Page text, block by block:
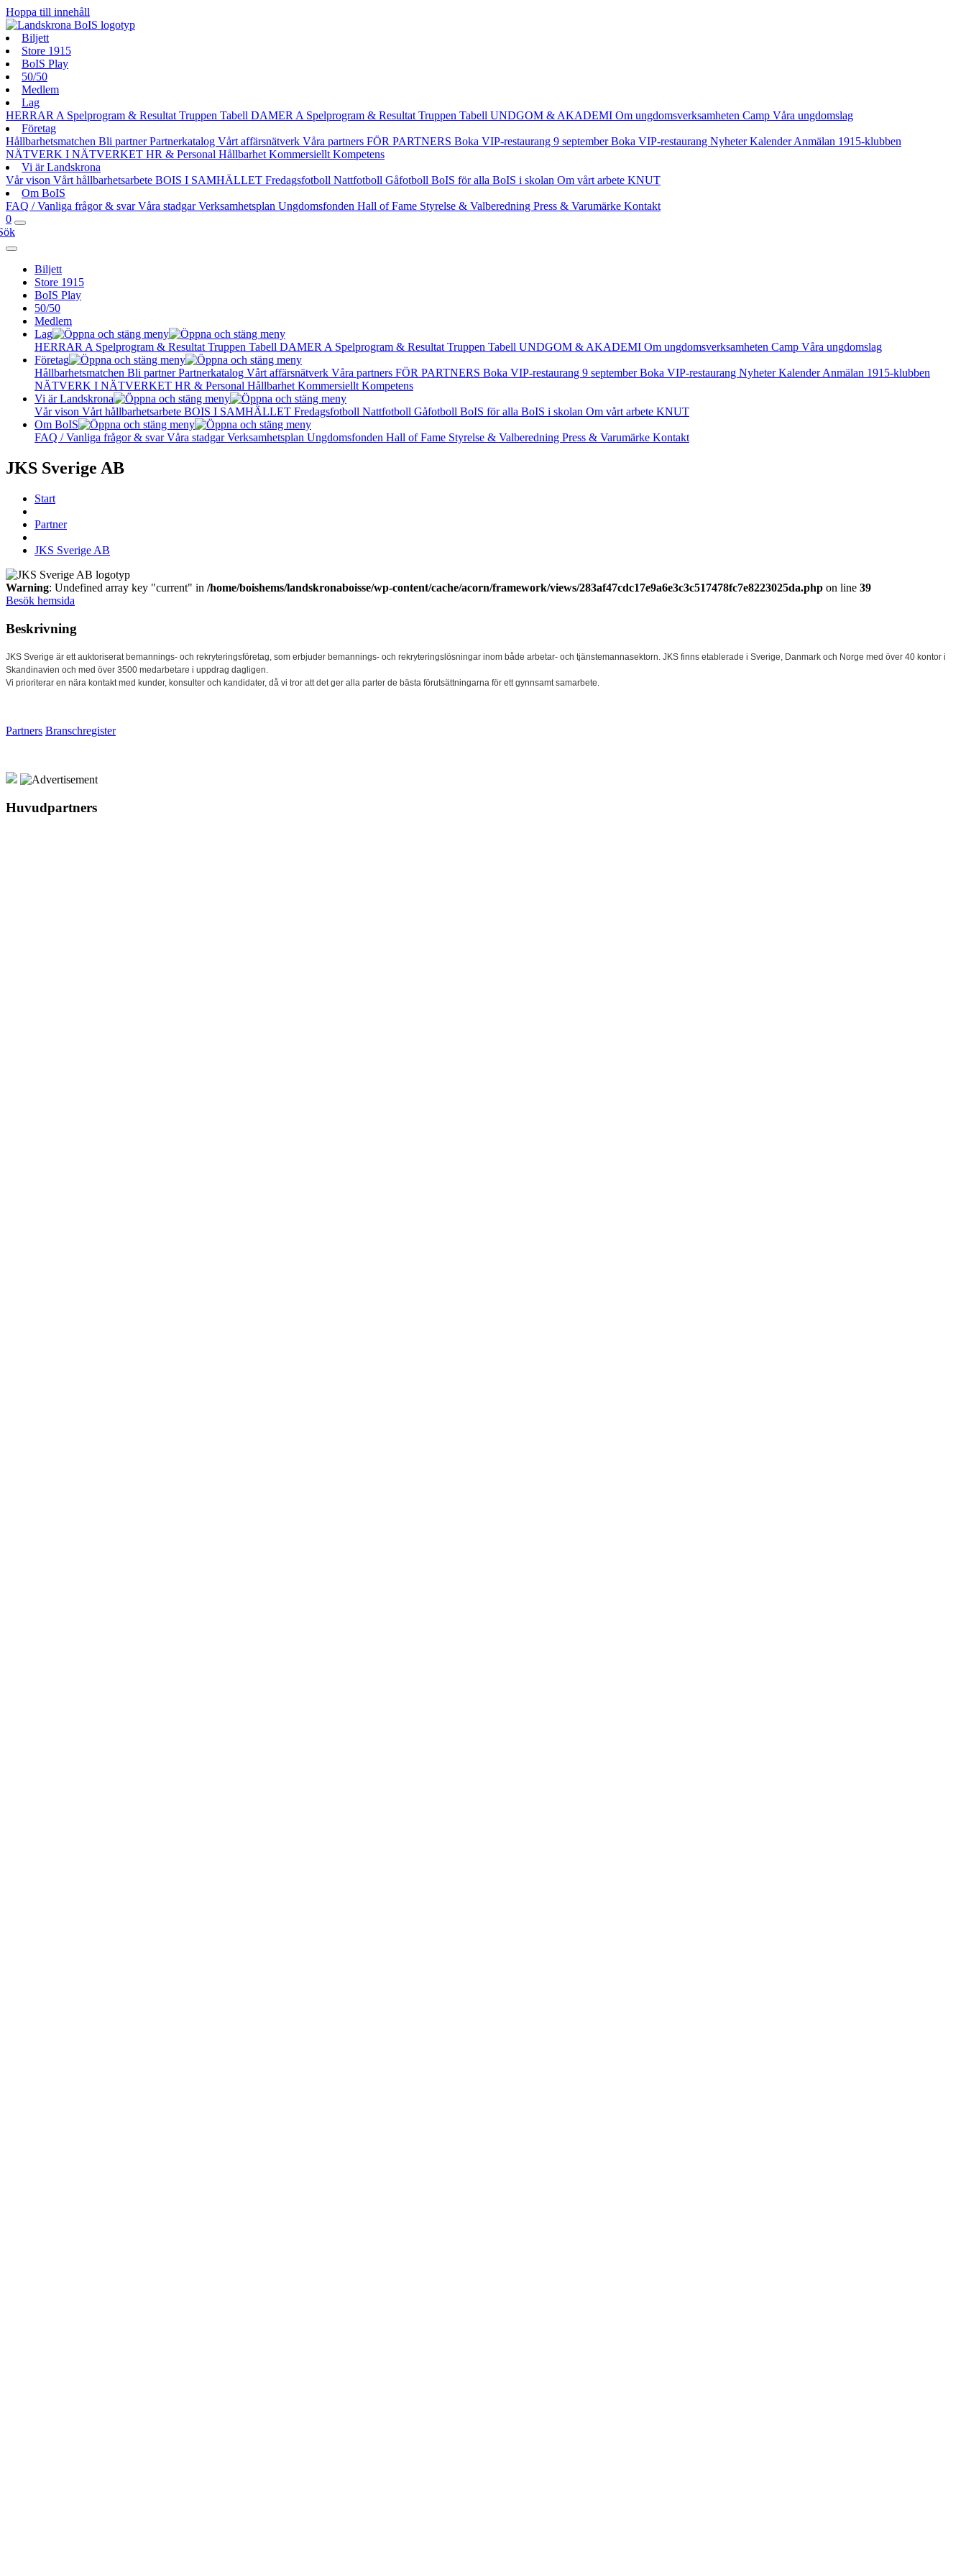
Hoppa till innehåll
Biljett
Store 1915
BoIS Play
50/50
Medlem
Lag
HERRAR A Spelprogram & Resultat Truppen Tabell DAMER A Spelprogram & Resultat Truppen Tabell UNDGOM & AKADEMI Om ungdomsverksamheten Camp Våra ungdomslag
Företag
Hållbarhetsmatchen Bli partnerPartnerkatalog Vårt affärsnätverk Våra partners FÖR PARTNERS Boka VIP-restaurang 9 septemberBoka VIP-restaurang NyheterKalenderAnmälan 1915-klubben
NÄTVERK I NÄTVERKET HR & Personal Hållbarhet Kommersiellt Kompetens
Vi är Landskrona
Vår vison Vårt hållbarhetsarbete BOIS I SAMHÄLLET Fredagsfotboll Nattfotboll Gåfotboll BoIS för alla BoIS i skolan Om vårt arbete KNUT
Om BoIS
FAQ / Vanliga frågor & svarVåra stadgarVerksamhetsplan Ungdomsfonden Hall of Fame Styrelse & Valberedning Press & Varumärke Kontakt
0
Biljett
Store 1915
BoIS Play
50/50
Medlem
Lag
HERRAR A Spelprogram & Resultat Truppen Tabell DAMER A Spelprogram & Resultat Truppen Tabell UNDGOM & AKADEMI Om ungdomsverksamheten Camp Våra ungdomslag
Företag
Hållbarhetsmatchen Bli partnerPartnerkatalog Vårt affärsnätverk Våra partners FÖR PARTNERS Boka VIP-restaurang 9 septemberBoka VIP-restaurang NyheterKalenderAnmälan 1915-klubben
NÄTVERK I NÄTVERKET HR & Personal Hållbarhet Kommersiellt Kompetens
Vi är Landskrona
Vår vison Vårt hållbarhetsarbete BOIS I SAMHÄLLET Fredagsfotboll Nattfotboll Gåfotboll BoIS för alla BoIS i skolan Om vårt arbete KNUT
Om BoIS
FAQ / Vanliga frågor & svarVåra stadgarVerksamhetsplan Ungdomsfonden Hall of Fame Styrelse & Valberedning Press & Varumärke Kontakt
JKS Sverige AB
Start
Partner
JKS Sverige AB
Warning: Undefined array key "current" in /home/boishems/landskronaboisse/wp-content/cache/acorn/framework/views/283af47cdc17e9a6e3c3c517478fc7e8223025da.php on line 39
Besök hemsida
Beskrivning
JKS Sverige är ett auktoriserat bemannings- och rekryteringsföretag, som erbjuder bemannings- och rekryteringslösningar inom både arbetar- och tjänstemannasektorn. JKS finns etablerade i Sverige, Danmark och Norge med över 40 kontor i
Skandinavien och med över 3500 medarbetare i uppdrag dagligen.
Vi prioriterar en nära kontakt med kunder, konsulter och kandidater, då vi tror att det ger alla parter de bästa förutsättningarna för ett gynnsamt samarbete.
Partners Branschregister
Huvudpartners